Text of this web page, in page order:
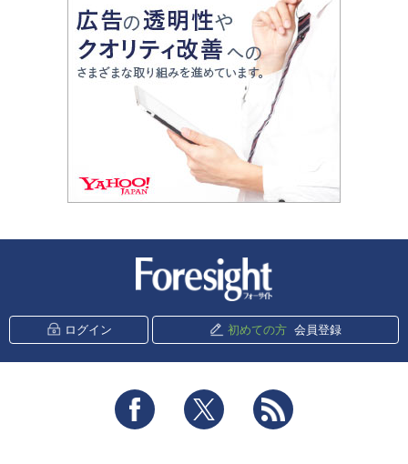
ログイン 初めての方 会員登録
Facebook Twitter